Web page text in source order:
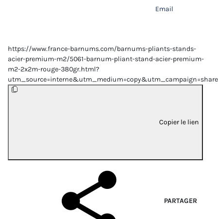
Email
https://www.france-barnums.com/barnums-pliants-stands-
acier-premium-m2/5061-barnum-pliant-stand-acier-premium-
m2-2x2m-rouge-380gr.html?
Copier le lien
PARTAGER